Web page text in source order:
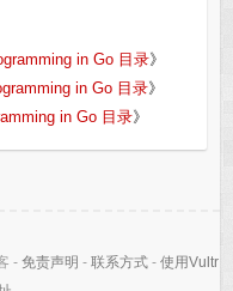
in Go 目录》
in Go 目录》
in Go 目录》
- 免责声明 - 联系方式 - 使用Vultr